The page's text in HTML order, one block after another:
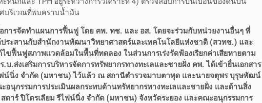
บริเวณที่พบคราบน้ำมัน
การจัดทำแผนการฟื้นฟู โดย คพ. ทช. และ อส. โดยจะร่วมกับหน่วยงานอื่นๆ ที่
ระสานกับสำนักงานพัฒนาวิทยาศาสตร์และเทคโนโลยีแห่งชาติ (สวทช.) และ
ขฟื้นฟูสภาพแวดล้อมในพื้นที่ทดลอง ในส่วนการเร่งรัดฟ้องเรียกค่าเสียหายตาม
.ส่งเสริมการบริหารจัดการทรัพยากรทางทะเลและชายฝั่ง คพ. ได้เข้ายื่นเอกสาร
ฟน์นิ่ง จำกัด (มหาชน) ไว้แล้ว ณ สถานีตำรวจมาบตาพุด และนายจตุพร บุรุษพัฒน์
อนุกรรมการประเมินผลกระทบด้านทรัพยากรทางทะเลและชายฝั่ง และด้านสิ่ง
าร์ ปิโตรเลียม รีไฟน์นิ่ง จำกัด (มหาชน) จังหวัดระยอง และคณะอนุกรรมการ